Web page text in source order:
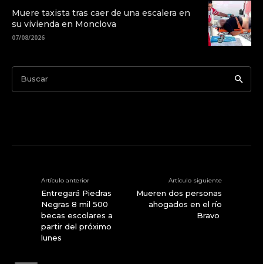
Muere taxista tras caer de una escalera en
su vivienda en Monclova
07/08/2026
Buscar
Artículo anterior
Entregará Piedras
Negras 8 mil 500
becas escolares a
partir del próximo
lunes
Artículo siguiente
Mueren dos personas
ahogados en el río
Bravo